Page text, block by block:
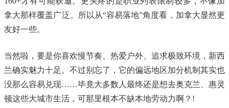
拿大那样覆盖广泛。所以从“容易落地”角度看，加拿大显然更
友好一些。
当然啦，要是你喜欢慢节奏、热爱户外、追求极致环境，新西
兰确实魅力十足。不过别忘了，它的偏远地区加分机制其实也
没那么容易兑现……毕竟大多数人最终还是想去奥克兰、惠灵
顿这些大城市生活，可那里根本不缺本地劳动力啊？!